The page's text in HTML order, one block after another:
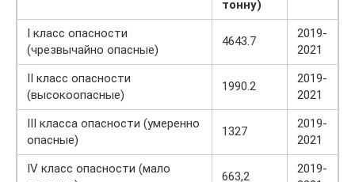
тонну)
I класс опасности
(чрезвычайно опасные)
4643.7
2019-
2021
II класс опасности
(высокоопасные)
1990.2
2019-
2021
III класса опасности (умеренно
опасные)
1327
2019-
2021
IV класс опасности (мало
663,2
2019-